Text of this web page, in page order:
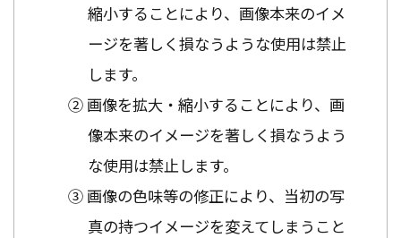
縮小することにより、画像本来のイメ
ージを著しく損なうような使用は禁止
します。
② 画像を拡大・縮小することにより、画
像本来のイメージを著しく損なうよう
な使用は禁止します。
③ 画像の色味等の修正により、当初の写
真の持つイメージを変えてしまうこと